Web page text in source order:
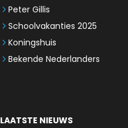
Peter Gillis
Schoolvakanties 2025
Koningshuis
Bekende Nederlanders
LAATSTE NIEUWS